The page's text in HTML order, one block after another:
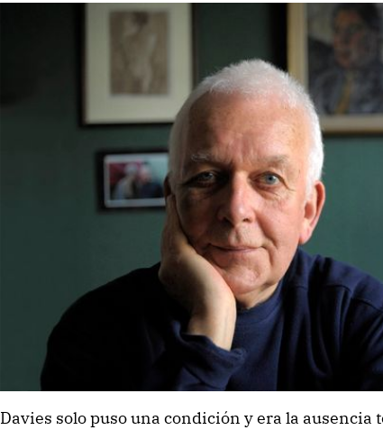
Davies solo puso una condición y era la ausencia